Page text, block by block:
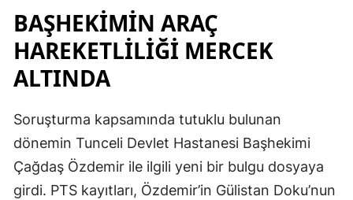
BAŞHEKİMİN ARAÇ
HAREKETLİLİĞİ MERCEK
ALTINDA
Soruşturma kapsamında tutuklu bulunan
dönemin Tunceli Devlet Hastanesi Başhekimi
Çağdaş Özdemir ile ilgili yeni bir bulgu dosyaya
girdi. PTS kayıtları, Özdemir’in Gülistan Doku’nun